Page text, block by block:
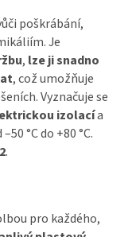
poškrábání,
Je
, lze ji snadno
, což umožňuje
Vyznačuje se
izolacía
°C do +80 °C.
.
pro každého,